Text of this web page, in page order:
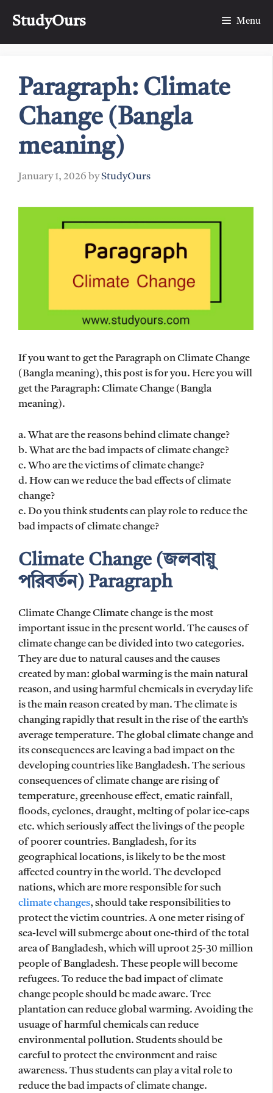
StudyOurs Menu
Paragraph: Climate
Change (Bangla
meaning)
January 1, 2026 byStudyOurs
If you want to get the Paragraph on Climate Change
(Bangla meaning), this post is for you. Here you will
get the Paragraph: Climate Change (Bangla
meaning).
a. What are the reasons behind climate change?
b. What are the bad impacts of climate change?
c. Who are the victims of climate change?
d. How can we reduce the bad effects of climate
change?
e. Do you think students can play role to reduce the
bad impacts of climate change?
Climate Change (জলবায়ু
পরিবর্তন) Paragraph
Climate Change Climate change is the most
important issue in the present world. The causes of
climate change can be divided into two categories.
They are due to natural causes and the causes
created by man: global warming is the main natural
reason, and using harmful chemicals in everyday life
is the main reason created by man. The climate is
changing rapidly that result in the rise of the earth’s
average temperature. The global climate change and
its consequences are leaving a bad impact on the
developing countries like Bangladesh. The serious
consequences of climate change are rising of
temperature, greenhouse effect, ematic rainfall,
floods, cyclones, draught, melting of polar ice-caps
etc. which seriously affect the livings of the people
of poorer countries. Bangladesh, for its
geographical locations, is likely to be the most
affected country in the world. The developed
nations, which are more responsible for such
climate changes, should take responsibilities to
protect the victim countries. A one meter rising of
sea-level will submerge about one-third of the total
area of Bangladesh, which will uproot 25-30 million
people of Bangladesh. These people will become
refugees. To reduce the bad impact of climate
change people should be made aware. Tree
plantation can reduce global warming. Avoiding the
usuage of harmful chemicals can reduce
environmental pollution. Students should be
careful to protect the environment and raise
awareness. Thus students can play a vital role to
reduce the bad impacts of climate change.